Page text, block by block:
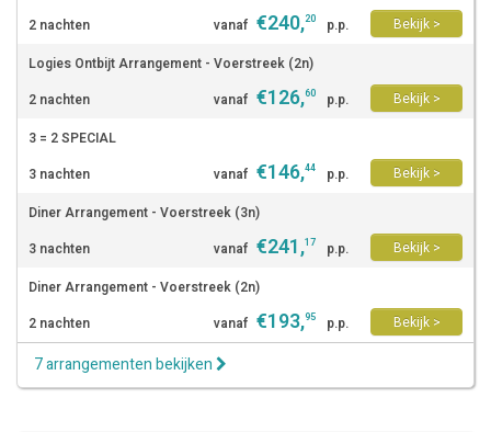
2 nachten
vanaf €240,20 p.p.
Bekijk >
Logies Ontbijt Arrangement - Voerstreek (2n)
2 nachten
vanaf €126,60 p.p.
Bekijk >
3 = 2 SPECIAL
3 nachten
vanaf €146,44 p.p.
Bekijk >
Diner Arrangement - Voerstreek (3n)
3 nachten
vanaf €241,17 p.p.
Bekijk >
Diner Arrangement - Voerstreek (2n)
2 nachten
vanaf €193,95 p.p. Bekijk >
7 arrangementen bekijken